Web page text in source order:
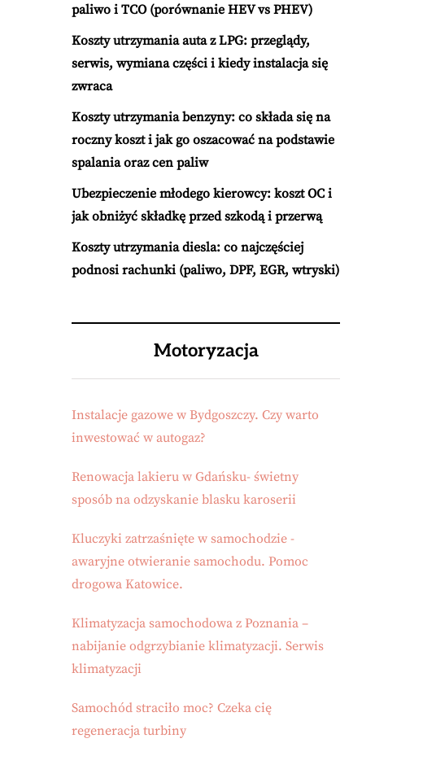
paliwo i TCO (porównanie HEV vs PHEV)
Koszty utrzymania auta z LPG: przeglądy,
serwis, wymiana części i kiedy instalacja się
zwraca
Koszty utrzymania benzyny: co składa się na
roczny koszt i jak go oszacować na podstawie
spalania oraz cen paliw
Ubezpieczenie młodego kierowcy: koszt OC i
jak obniżyć składkę przed szkodą i przerwą
Koszty utrzymania diesla: co najczęściej
podnosi rachunki (paliwo, DPF, EGR, wtryski)
Motoryzacja
Instalacje gazowe w Bydgoszczy. Czy warto
inwestować w autogaz?
Renowacja lakieru w Gdańsku- świetny
sposób na odzyskanie blasku karoserii
Kluczyki zatrzaśnięte w samochodzie -
awaryjne otwieranie samochodu. Pomoc
drogowa Katowice.
Klimatyzacja samochodowa z Poznania –
nabijanie odgrzybianie klimatyzacji. Serwis
klimatyzacji
Samochód straciło moc? Czeka cię
regeneracja turbiny